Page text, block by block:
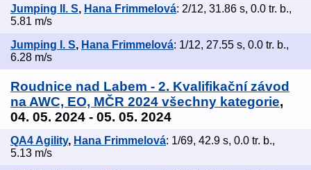
Jumping II. S, Hana Frimmelová: 2/12, 31.86 s, 0.0 tr. b.,
5.81 m/s
Jumping I. S, Hana Frimmelová: 1/12, 27.55 s, 0.0 tr. b.,
6.28 m/s
Roudnice nad Labem - 2. Kvalifikační závod
na AWC, EO, MČR 2024 všechny kategorie,
04. 05. 2024 - 05. 05. 2024
QA4 Agility, Hana Frimmelová: 1/69, 42.9 s, 0.0 tr. b.,
5.13 m/s